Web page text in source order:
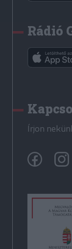
Rádió
Írjon